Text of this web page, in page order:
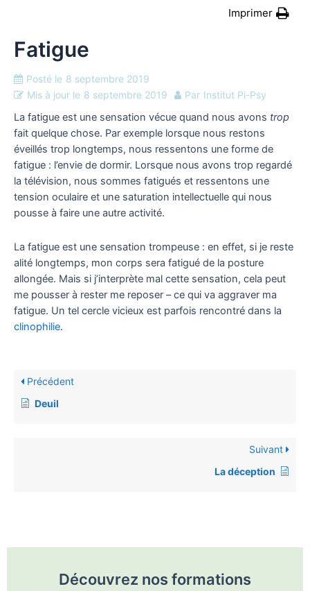
Imprimer
Fatigue
Posté le 8 septembre 2019
Mis à jour le 8 septembre 2019 Par Institut Pi-Psy
La fatigue est une sensation vécue quand nous avons trop
fait quelque chose. Par exemple lorsque nous restons
éveillés trop longtemps, nous ressentons une forme de
fatigue : l’envie de dormir. Lorsque nous avons trop regardé
la télévision, nous sommes fatigués et ressentons une
tension oculaire et une saturation intellectuelle qui nous
pousse à faire une autre activité.
La fatigue est une sensation trompeuse : en effet, si je reste
alité longtemps, mon corps sera fatigué de la posture
allongée. Mais si j’interprète mal cette sensation, cela peut
me pousser à rester me reposer – ce qui va aggraver ma
fatigue. Un tel cercle vicieux est parfois rencontré dans la
clinophilie.
Précédent
Deuil
Suivant
La déception
Découvrez nos formations